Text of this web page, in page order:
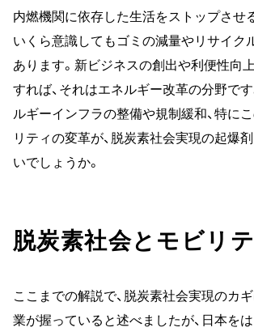
内燃機関に依存した生活をストップさせ
いくら意識してもゴミの減量やリサイク
あります。新ビジネスの創出や利便性向
すれば、それはエネルギー改革の分野で
ルギーインフラの整備や規制緩和、特に
リティの変革が、脱炭素社会実現の起爆
いでしょうか。
脱炭素社会とモビリ
ここまでの解説で、脱炭素社会実現のカ
業が握っていると述べましたが、日本を